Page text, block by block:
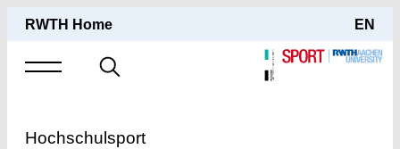
RWTH Home EN
Suche
Hochschulsport